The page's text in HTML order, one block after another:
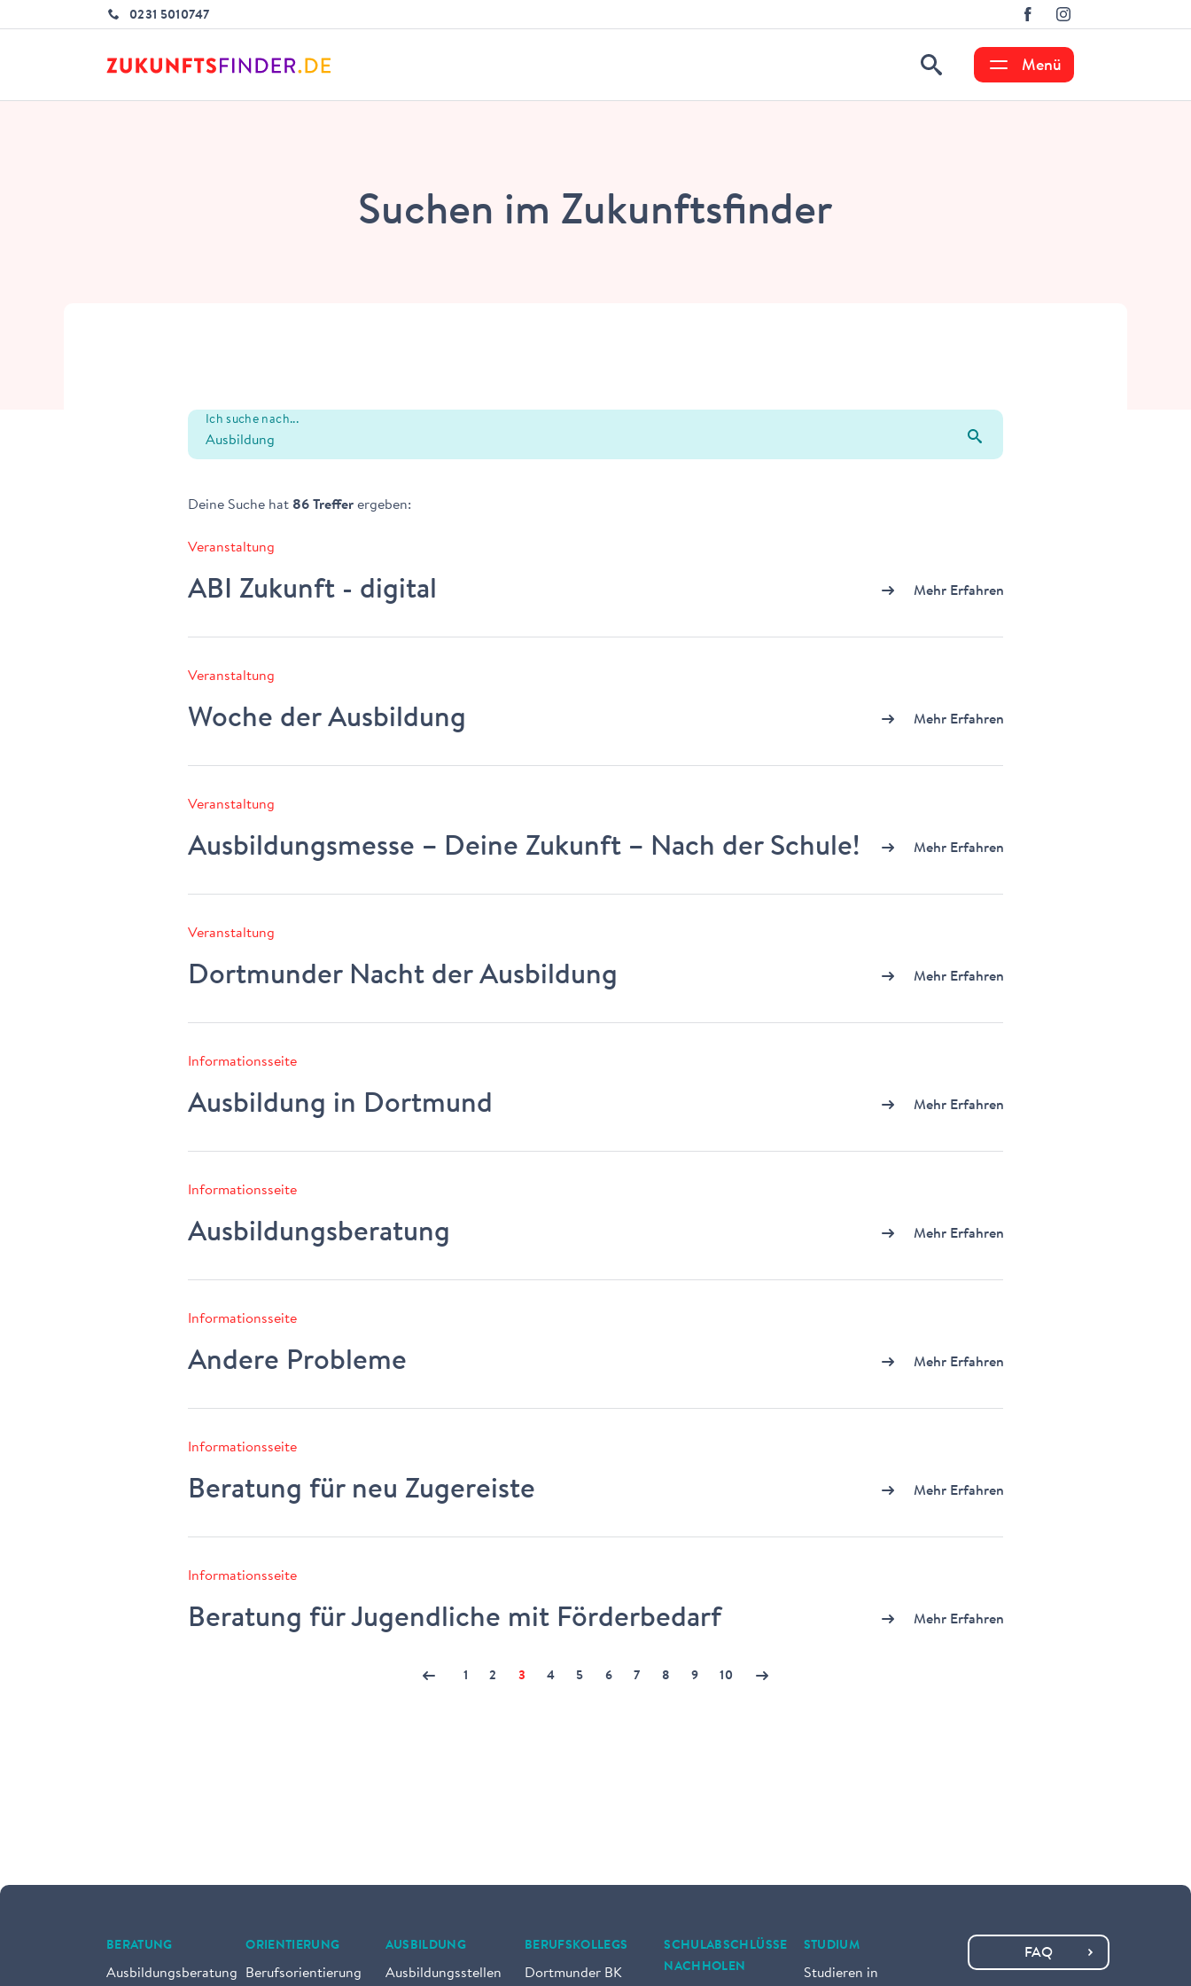
0231 5010747
Menü
Suchen im Zukunftsfinder
Ich suche nach...
Deine Suche hat 86 Treffer ergeben:
Veranstaltung
ABI Zukunft - digital Mehr Erfahren
Veranstaltung
Woche der Ausbildung Mehr Erfahren
Veranstaltung
Ausbildungsmesse – Deine Zukunft – Nach der Schule! Mehr Erfahren
Veranstaltung
Dortmunder Nacht der Ausbildung Mehr Erfahren
Informationsseite
Ausbildung in Dortmund Mehr Erfahren
Informationsseite
Ausbildungsberatung Mehr Erfahren
Informationsseite
Andere Probleme Mehr Erfahren
Informationsseite
Beratung für neu Zugereiste Mehr Erfahren
Informationsseite
Beratung für Jugendliche mit Förderbedarf Mehr Erfahren
1 2 3 4 5 6 7 8 9 10
FAQ
BERATUNG
Ausbildungsberatung
ORIENTIERUNG
Berufsorientierung
AUSBILDUNG
Ausbildungsstellen
BERUFSKOLLEGS
Dortmunder BK
SCHULABSCHLÜSSE
NACHHOLEN
STUDIUM
Studieren in